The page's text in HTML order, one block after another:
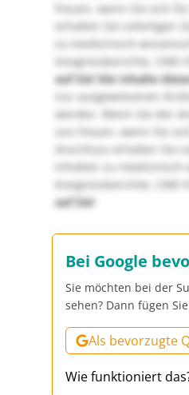
freuen, wenn Sie sich
erhalten Sie sofortigen
zu medizinisch-
Kongressberichte,
auf Sie! Die Inhalte
nur ausgewiesenen
werden. Wenn Sie der
uns freuen, wenn Sie
Anschluss erhalten Sie
Inhalten zu
Kongressberichte,
auf Sie!
Bei Google
Sie möchten bei der
sehen? Dann fügen
Als bevorzugte
Wie funktioniert